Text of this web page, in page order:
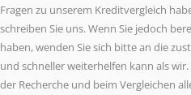
Fragen zu unserem Kreditvergleich
schreiben Sie uns. Wenn Sie jedoch
haben, wenden Sie sich bitte an die
und schneller weiterhelfen kann als
der Recherche und beim Vergleichen